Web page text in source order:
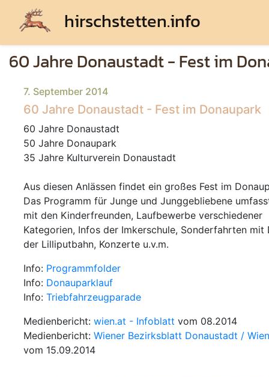
hirschstetten.info
60 Jahre Donaustadt - Fest im
7. September 2014
60 Jahre Donaustadt - Fest im Donaupark
60 Jahre Donaustadt
50 Jahre Donaupark
35 Jahre Kulturverein Donaustadt
Aus diesen Anlässen findet ein großes Fest im
Das Programm für Junge und Junggebliebene
mit den Kinderfreunden, Laufbewerbe verschiedener
Kategorien, Infos der Imkerschule, Sonderfahrten mit
der Lilliputbahn, Konzerte u.v.m.
Info: Programmfolder
Info: Donauparklauf
Info: Triebfahrzeugparade
Medienbericht: wien.at - Infoblatt vom 08.2014
Medienbericht: Wiener Bezirksblatt Donaustadt /
vom 15.09.2014